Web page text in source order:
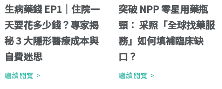
生病藥錢 EP1｜住院一
天要花多少錢？專家揭
秘 3 大隱形醫療成本與
自費迷思
繼續閱覽 >
突破 NPP 零星用藥瓶
頸： 采照「全球找藥服
務」如何填補臨床缺
口？
繼續閱覽 >